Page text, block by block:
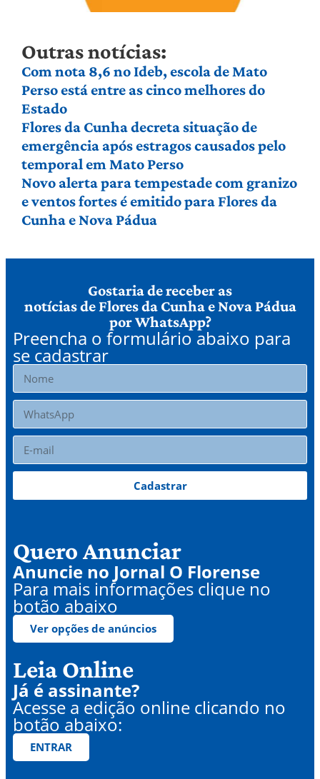
Outras notícias:
Com nota 8,6 no Ideb, escola de Mato
Perso está entre as cinco melhores do
Estado
Flores da Cunha decreta situação de
emergência após estragos causados pelo
temporal em Mato Perso
Novo alerta para tempestade com granizo
e ventos fortes é emitido para Flores da
Cunha e Nova Pádua
Gostaria de receber as
notícias de Flores da Cunha e Nova Pádua
por WhatsApp?
Preencha o formulário abaixo para
se cadastrar
Cadastrar
Quero Anunciar
Anuncie no Jornal O Florense
Para mais informações clique no
botão abaixo
Ver opções de anúncios
Leia Online
Já é assinante?
Acesse a edição online clicando no
botão abaixo:
ENTRAR